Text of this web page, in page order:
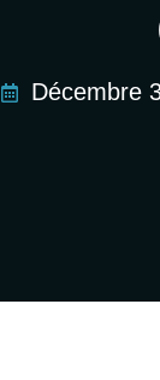
Décembre